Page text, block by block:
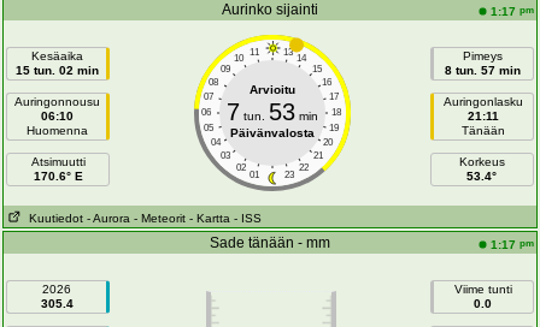
Aurinko sijainti 1:17 pm
Kesäaika
15 tun. 02 min
Auringonnousu
06:10
Huomenna
Atsimuutti
170.6° E
11 13
10
14
09
15
08
16
07
17
06
18
05
19
04
20
03
21
02
22
01 23
Arvioitu
7 tun. 53min
Päivänvalosta
Pimeys
8 tun. 57 min
Auringonlasku
21:11
Tänään
Korkeus
53.4°
Kuutiedot - Aurora - Meteorit - Kartta - ISS
Sade tänään - mm 1:17 pm
2026
305.4
Viime tunti
0.0